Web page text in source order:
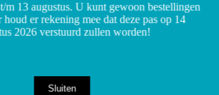
m 13 augustus. U kunt gewoon bestellingen
houd er rekening mee dat deze pas op 14
2026 verstuurd zullen worden!
Sluiten